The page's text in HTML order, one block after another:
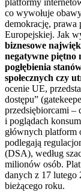
platformy
co wywołuje
demokrację, prawa
Europejskiej. Jak
biznesowe
negatywne piętno
pogłębienia
społecznych czy
ocenie UE,
dostępu”
przedsiębiorcami –
i poglądach
głównych
podlegają
(DSA), według
milionów osób.
danych z 17
bieżącego roku.